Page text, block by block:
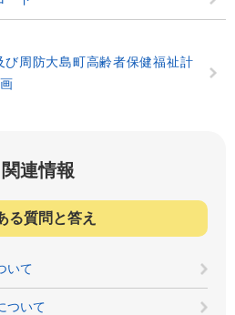
び周防大島町高齢者保健福祉計
関連情報
る質問と答え
いて
ついて